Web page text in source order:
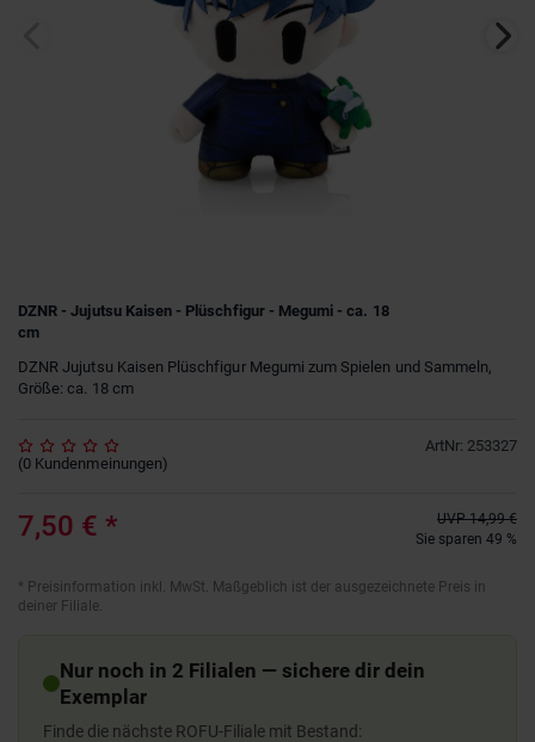
DZNR - Jujutsu Kaisen - Plüschfigur - Megumi - ca. 18
cm
DZNR Jujutsu Kaisen Plüschfigur Megumi zum Spielen und Sammeln,
Größe: ca. 18 cm
ArtNr: 253327
(0 Kundenmeinungen)
7,50 € * UVP 14,99 €
Sie sparen 49 %
* Preisinformation inkl. MwSt. Maßgeblich ist der ausgezeichnete Preis in
deiner Filiale.
Nur noch in 2 Filialen — sichere dir dein
Exemplar
Finde die nächste ROFU-Filiale mit Bestand: